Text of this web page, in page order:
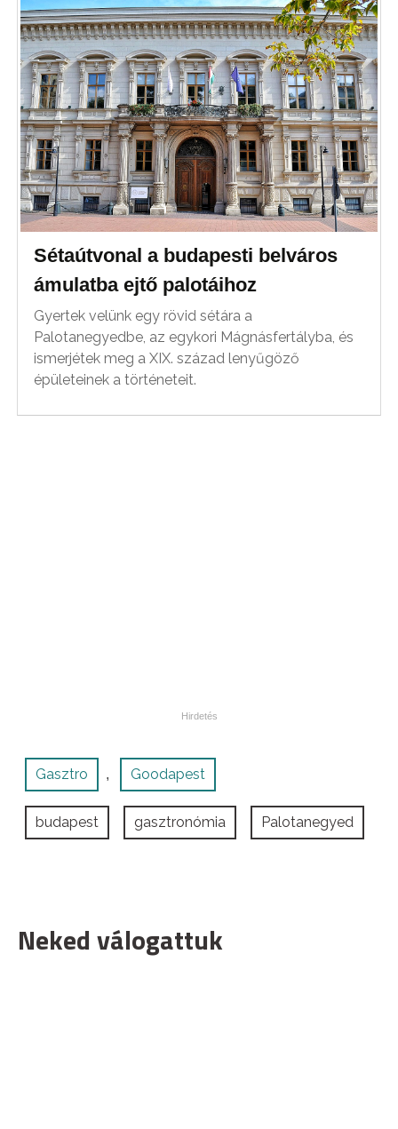
Sétaútvonal a budapesti belváros
ámulatba ejtő palotáihoz
Gyertek velünk egy rövid sétára a
Palotanegyedbe, az egykori Mágnásfertályba, és
ismerjétek meg a XIX. század lenyűgöző
épületeinek a történeteit.
Gasztro , Goodapest
budapest gasztronómia Palotanegyed
Neked válogattuk